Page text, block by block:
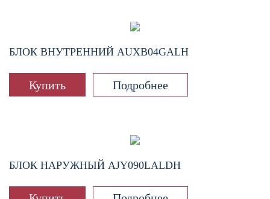
БЛОК ВНУТРЕННИЙ AUXB04GALH
Купить Подробнее
БЛОК НАРУЖНЫЙ AJY090LALDH